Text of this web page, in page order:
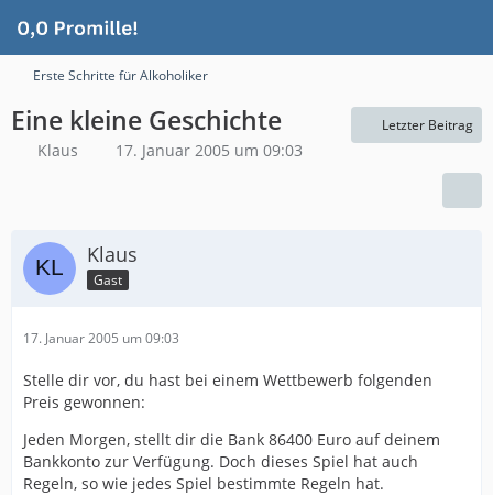
Erste Schritte für Alkoholiker
Eine kleine Geschichte
Klaus 17. Januar 2005 um 09:03
Letzter Beitrag
Klaus
Gast
17. Januar 2005 um 09:03
Stelle dir vor, du hast bei einem Wettbewerb folgenden
Preis gewonnen:
Jeden Morgen, stellt dir die Bank 86400 Euro auf deinem
Bankkonto zur Verfügung. Doch dieses Spiel hat auch
Regeln, so wie jedes Spiel bestimmte Regeln hat.